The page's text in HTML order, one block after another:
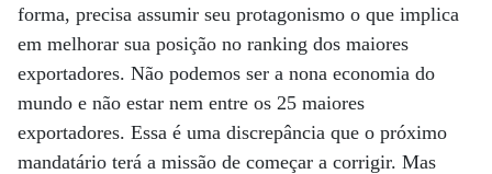
forma, precisa assumir seu protagonismo o que implica
em melhorar sua posição no ranking dos maiores
exportadores. Não podemos ser a nona economia do
mundo e não estar nem entre os 25 maiores
exportadores. Essa é uma discrepância que o próximo
mandatário terá a missão de começar a corrigir. Mas